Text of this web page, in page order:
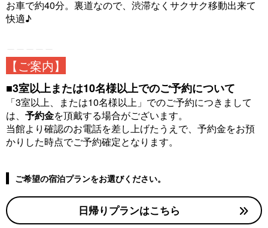
お車で約40分。裏道なので、渋滞なくサクサク移動出来て
快適♪
【ご案内】
■3室以上または10名様以上でのご予約について
「3室以上、または10名様以上」でのご予約につきまして
は、 予約金を頂戴する場合がございます。
当館より確認のお電話を差し上げたうえで、予約金をお預
かりした時点でご予約確定となります。
ご希望の宿泊プランをお選びください。
日帰りプランはこちら